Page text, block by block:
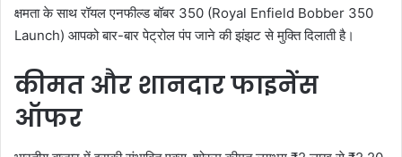
क्षमता के साथ रॉयल एनफील्ड बॉबर 350 (Royal Enfield Bobber 350
Launch) आपको बार-बार पेट्रोल पंप जाने की झंझट से मुक्ति दिलाती है।
कीमत और शानदार फाइनेंस
ऑफर